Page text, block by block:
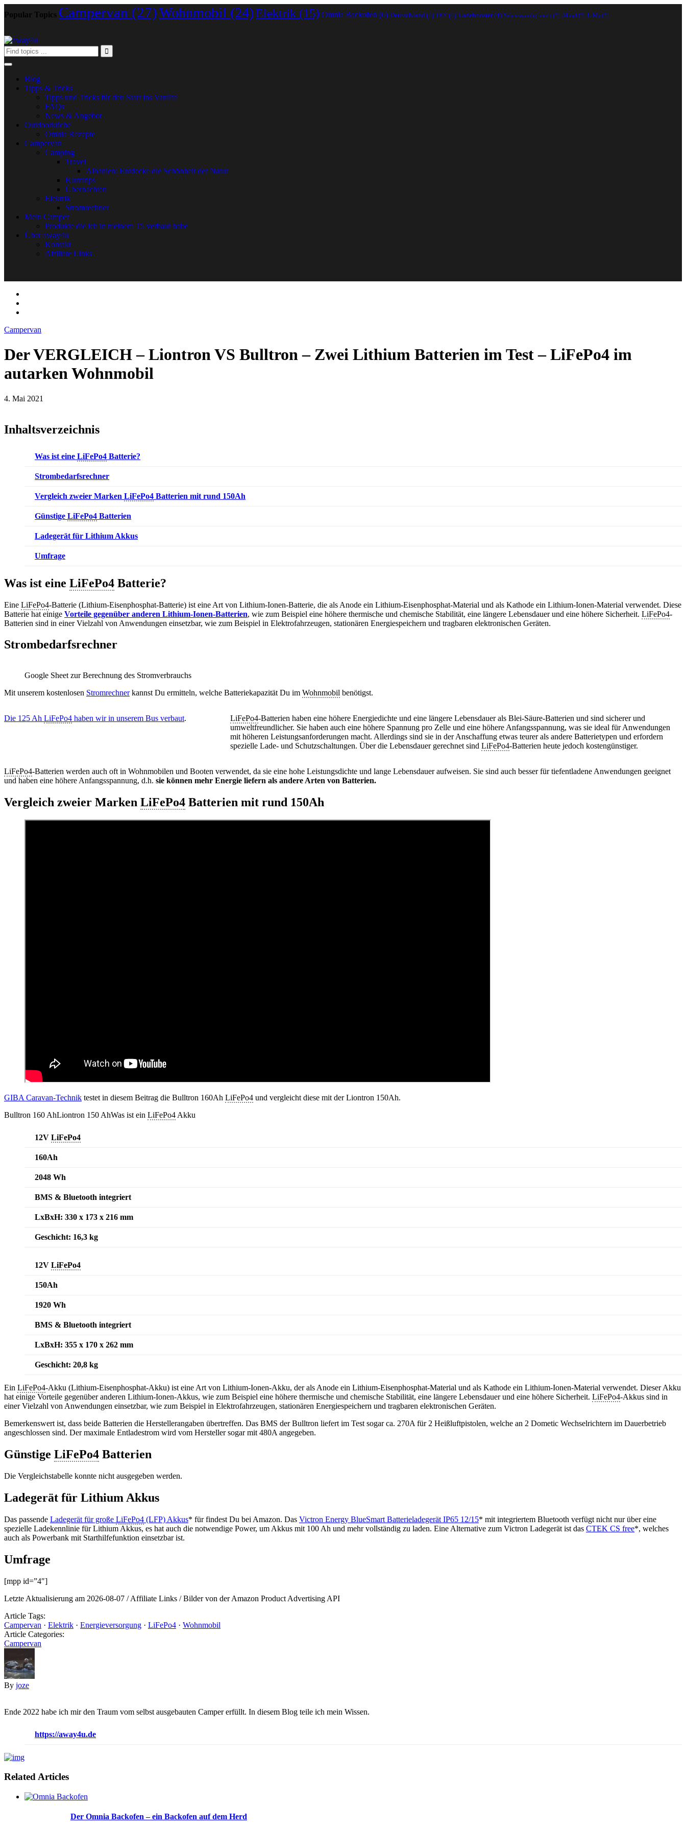
Popular Topics Campervan (27)Wohnmobil (24)Elektrik (15) Omnia Backofen (6) Deutschland (4) DIY (4) Ladebooster(4) Sehenswürdigkeiten (3) Allrad (3) LiMa (3)
Blog
Tipps & Tricks
Tipps und Tricks für den Start ins Vanlife
FAQs
News & Angebot
Outdoorküche
Omnia Rezepte
Campervan
Camping
Travel
Albanien: Entdecke die Schönheit der Natur
Kurztrips
Übernachten
Elektrik
Stromrechner
Mein Camper
Produkte die ich in meinem T5 verbaut habe
Über away4u
Kontakt
Affiliate Links
Campervan
Der VERGLEICH – Liontron VS Bulltron – Zwei Lithium Batterien im Test – LiFePo4 im
autarken Wohnmobil
4. Mai 2021
Inhaltsverzeichnis
Was ist eine LiFePo4 Batterie?
Strombedarfsrechner
Vergleich zweier Marken LiFePo4 Batterien mit rund 150Ah
Günstige LiFePo4 Batterien
Ladegerät für Lithium Akkus
Umfrage
Was ist eine LiFePo4 Batterie?
Eine LiFePo4-Batterie (Lithium-Eisenphosphat-Batterie) ist eine Art von Lithium-Ionen-Batterie, die als Anode ein Lithium-Eisenphosphat-Material und als Kathode ein Lithium-Ionen-Material verwendet. Diese
Batterie hat einige Vorteile gegenüber anderen Lithium-Ionen-Batterien, wie zum Beispiel eine höhere thermische und chemische Stabilität, eine längere Lebensdauer und eine höhere Sicherheit. LiFePo4-
Batterien sind in einer Vielzahl von Anwendungen einsetzbar, wie zum Beispiel in Elektrofahrzeugen, stationären Energiespeichern und tragbaren elektronischen Geräten.
Strombedarfsrechner
Google Sheet zur Berechnung des Stromverbrauchs
Mit unserem kostenlosen Stromrechnerkannst Du ermitteln, welche Batteriekapazität Du im Wohnmobil benötigst.
Die 125 Ah LiFePo4 haben wir in unserem Bus verbaut. LiFePo4-Batterien haben eine höhere Energiedichte und eine längere Lebensdauer als Blei-Säure-Batterien und sind sicherer und
umweltfreundlicher. Sie haben auch eine höhere Spannung pro Zelle und eine höhere Anfangsspannung, was sie ideal für Anwendungen
mit höheren Leistungsanforderungen macht. Allerdings sind sie in der Anschaffung etwas teurer als andere Batterietypen und erfordern
spezielle Lade- und Schutzschaltungen. Über die Lebensdauer gerechnet sind LiFePo4-Batterien heute jedoch kostengünstiger.
LiFePo4-Batterien werden auch oft in Wohnmobilen und Booten verwendet, da sie eine hohe Leistungsdichte und lange Lebensdauer aufweisen. Sie sind auch besser für tiefentladene Anwendungen geeignet
und haben eine höhere Anfangsspannung, d.h. sie können mehr Energie liefern als andere Arten von Batterien.
Vergleich zweier Marken LiFePo4 Batterien mit rund 150Ah
GIBA Caravan-Technik testet in diesem Beitrag die Bulltron 160Ah LiFePo4 und vergleicht diese mit der Liontron 150Ah.
Bulltron 160 AhLiontron 150 AhWas ist ein LiFePo4 Akku
12V LiFePo4
160Ah
2048 Wh
BMS & Bluetooth integriert
LxBxH: 330 x 173 x 216 mm
Geschicht: 16,3 kg
12V LiFePo4
150Ah
1920 Wh
BMS & Bluetooth integriert
LxBxH: 355 x 170 x 262 mm
Geschicht: 20,8 kg
Ein LiFePo4-Akku (Lithium-Eisenphosphat-Akku) ist eine Art von Lithium-Ionen-Akku, der als Anode ein Lithium-Eisenphosphat-Material und als Kathode ein Lithium-Ionen-Material verwendet. Dieser Akku
hat einige Vorteile gegenüber anderen Lithium-Ionen-Akkus, wie zum Beispiel eine höhere thermische und chemische Stabilität, eine längere Lebensdauer und eine höhere Sicherheit. LiFePo4-Akkus sind in
einer Vielzahl von Anwendungen einsetzbar, wie zum Beispiel in Elektrofahrzeugen, stationären Energiespeichern und tragbaren elektronischen Geräten.
Bemerkenswert ist, dass beide Batterien die Herstellerangaben übertreffen. Das BMS der Bulltron liefert im Test sogar ca. 270A für 2 Heißluftpistolen, welche an 2 Dometic Wechselrichtern im Dauerbetrieb
angeschlossen sind. Der maximale Entladestrom wird vom Hersteller sogar mit 480A angegeben.
Günstige LiFePo4 Batterien
Die Vergleichstabelle konnte nicht ausgegeben werden.
Ladegerät für Lithium Akkus
Das passende Ladegerät für große LiFePo4 (LFP) Akkus* für findest Du bei Amazon. Das Victron Energy BlueSmart Batterieladegerät IP65 12/15* mit integriertem Bluetooth verfügt nicht nur über eine
spezielle Ladekennlinie für Lithium Akkus, es hat auch die notwendige Power, um Akkus mit 100 Ah und mehr vollständig zu laden. Eine Alternative zum Victron Ladegerät ist das CTEK CS free*, welches
auch als Powerbank mit Starthilfefunktion einsetzbar ist.
Umfrage
[mpp id=”4″]
Letzte Aktualisierung am 2026-08-07 / Affiliate Links / Bilder von der Amazon Product Advertising API
Article Tags:
Campervan · Elektrik · Energieversorgung · LiFePo4 · Wohnmobil
Article Categories:
Campervan
By joze
Ende 2022 habe ich mir den Traum vom selbst ausgebauten Camper erfüllt. In diesem Blog teile ich mein Wissen.
https://away4u.de
Related Articles
Der Omnia Backofen – ein Backofen auf dem Herd